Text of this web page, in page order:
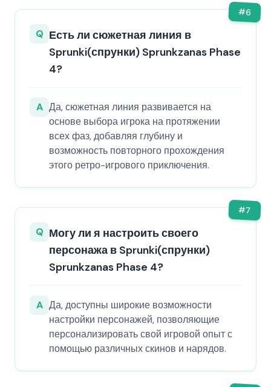
#6
Q Есть ли сюжетная линия в
Sprunki(спрунки) Sprunkzanas Phase
4?
A Да, сюжетная линия развивается на
основе выбора игрока на протяжении
всех фаз, добавляя глубину и
возможность повторного прохождения
этого ретро-игрового приключения.
#7
Q Могу ли я настроить своего
персонажа в Sprunki(спрунки)
Sprunkzanas Phase 4?
A Да, доступны широкие возможности
настройки персонажей, позволяющие
персонализировать свой игровой опыт с
помощью различных скинов и нарядов.